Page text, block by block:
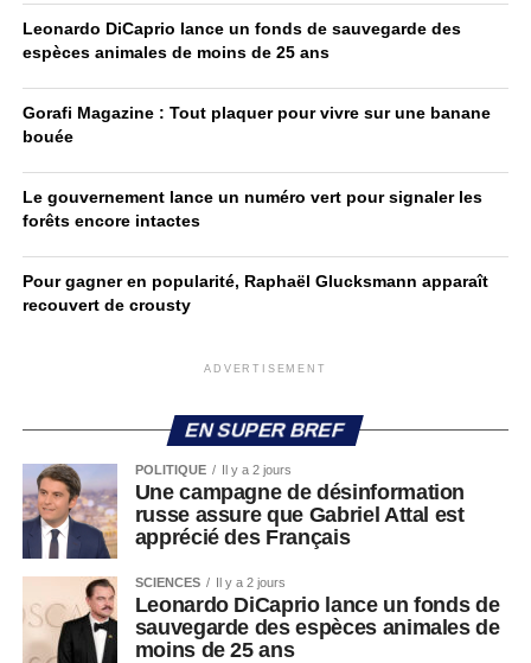
Leonardo DiCaprio lance un fonds de sauvegarde des
espèces animales de moins de 25 ans
Gorafi Magazine : Tout plaquer pour vivre sur une banane
bouée
Le gouvernement lance un numéro vert pour signaler les
forêts encore intactes
Pour gagner en popularité, Raphaël Glucksmann apparaît
recouvert de crousty
ADVERTISEMENT
EN SUPER BREF
POLITIQUE Il y a 2 jours
Une campagne de désinformation
russe assure que Gabriel Attal est
apprécié des Français
SCIENCES Il y a 2 jours
Leonardo DiCaprio lance un fonds de
sauvegarde des espèces animales de
moins de 25 ans